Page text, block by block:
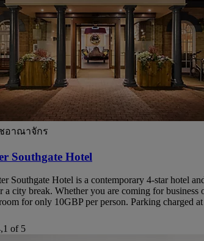
อาณาจักร
Southgate Hotel
Southgate Hotel is a contemporary 4-star hotel
a city break. Whether you are coming for
for only 10GBP per person. Parking charged
of 5